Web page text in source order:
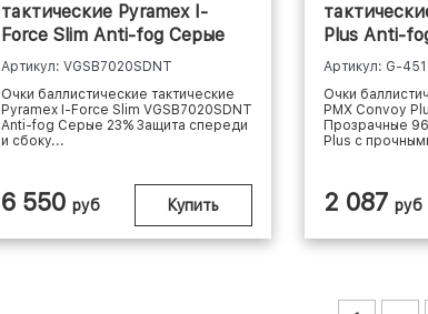
тактические Pyramex I-
Force Slim Anti-fog Серые
23%
Артикул: VGSB7020SDNT
Очки баллистические тактические
Pyramex I-Force Slim VGSB7020SDNT
Anti-fog Серые 23% Защита спереди
и сбоку...
6 550 руб Купить
Plus Anti-
96%
Артикул: G-
Очки
PMX Convoy
Прозрачные
Plus с
2 087 руб